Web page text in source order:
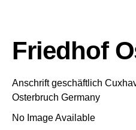
Friedhof
Anschrift geschäftlich
Osterbruch Germany
No Image Available